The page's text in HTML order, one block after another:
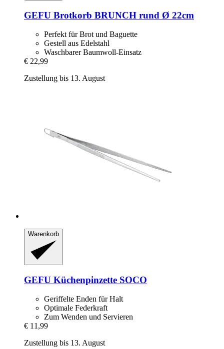
GEFU Brotkorb BRUNCH rund Ø 22cm
Perfekt für Brot und Baguette
Gestell aus Edelstahl
Waschbarer Baumwoll-Einsatz
€ 22,99
Zustellung bis 13. August
Warenkorb
GEFU Küchenpinzette SOCO
Geriffelte Enden für Halt
Optimale Federkraft
Zum Wenden und Servieren
€ 11,99
Zustellung bis 13. August